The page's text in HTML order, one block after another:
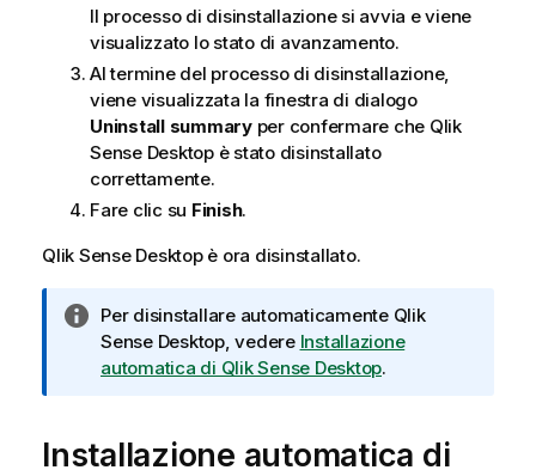
m
e
n
t
o
Il processo di disinstallazione si avvia e viene
visualizzato lo stato di avanzamento.
Al termine del processo di disinstallazione,
viene visualizzata la finestra di dialogo
Uninstall summaryper confermare che Qlik
Sense Desktopè stato disinstallato
correttamente.
Fare clic su Finish.
Qlik Sense Desktopè ora disinstallato.
N
o
t
n
Per disinstallare automaticamente Qlik
Sense Desktop, vedere Installazione
automatica di Qlik Sense Desktop.
Installazione automatica di